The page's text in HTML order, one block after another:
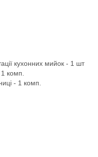
кухонних мийок - 1 шт
комп.
- 1 комп.